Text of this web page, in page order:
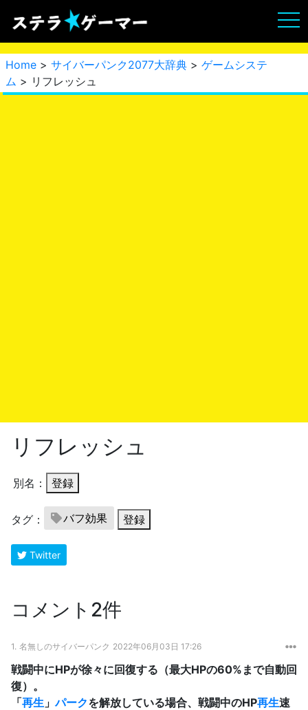
Home > サイバーパンク2077大辞典 > ゲームシステ
ム > リフレッシュ
リフレッシュ
別名： 登録
タグ： バフ効果 登録
Twitter
コメント2件
1. 名無しのサイバーパンク 2022年06月03日 17:26
戦闘中にHPが徐々に回復する（最大HPの60%まで自動回
復）。
「再生 」パークを解放している場合、戦闘中のHP再生速